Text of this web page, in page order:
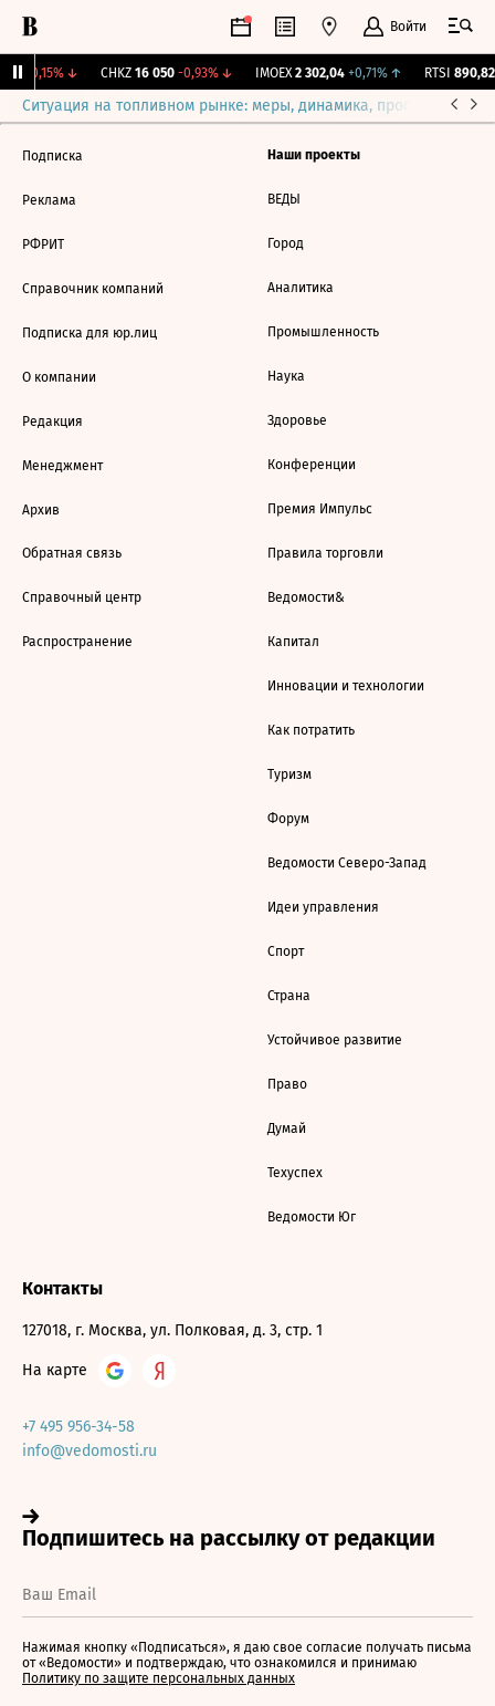
Войти
-0,15%↓ CHKZ 16 050 -0,93%↓ IMOEX 2 302,04 +0,71%↑ RTSI 890,82
Ситуация на топливном рынке: меры, динамика, прогнозы
Подписка
Реклама
РФРИТ
Справочник компаний
Подписка для юр.лиц
О компании
Редакция
Менеджмент
Архив
Обратная связь
Справочный центр
Распространение
Наши проекты
ВЕДЫ
Город
Аналитика
Промышленность
Наука
Здоровье
Конференции
Премия Импульс
Правила торговли
Ведомости&
Капитал
Инновации и технологии
Как потратить
Туризм
Форум
Ведомости Северо-Запад
Идеи управления
Спорт
Страна
Устойчивое развитие
Право
Думай
Техуспех
Ведомости Юг
Контакты
127018, г. Москва, ул. Полковая, д. 3, стр. 1
На карте
+7 495 956-34-58
info@vedomosti.ru
Нажимая кнопку «Подписаться», я даю свое согласие получать письма
от «Ведомости» и подтверждаю, что ознакомился и принимаю
Политику по защите персональных данных